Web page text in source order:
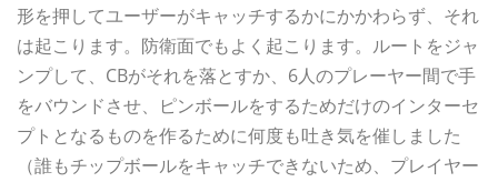
形を押してユーザーがキャッチするかにかかわらず、それ
は起こります。防衛面でもよく起こります。ルートをジャ
ンプして、CBがそれを落とすか、6人のプレーヤー間で手
をバウンドさせ、ピンボールをするためだけのインターセ
プトとなるものを作るために何度も吐き気を催しました
（誰もチップボールをキャッチできないため、プレイヤー